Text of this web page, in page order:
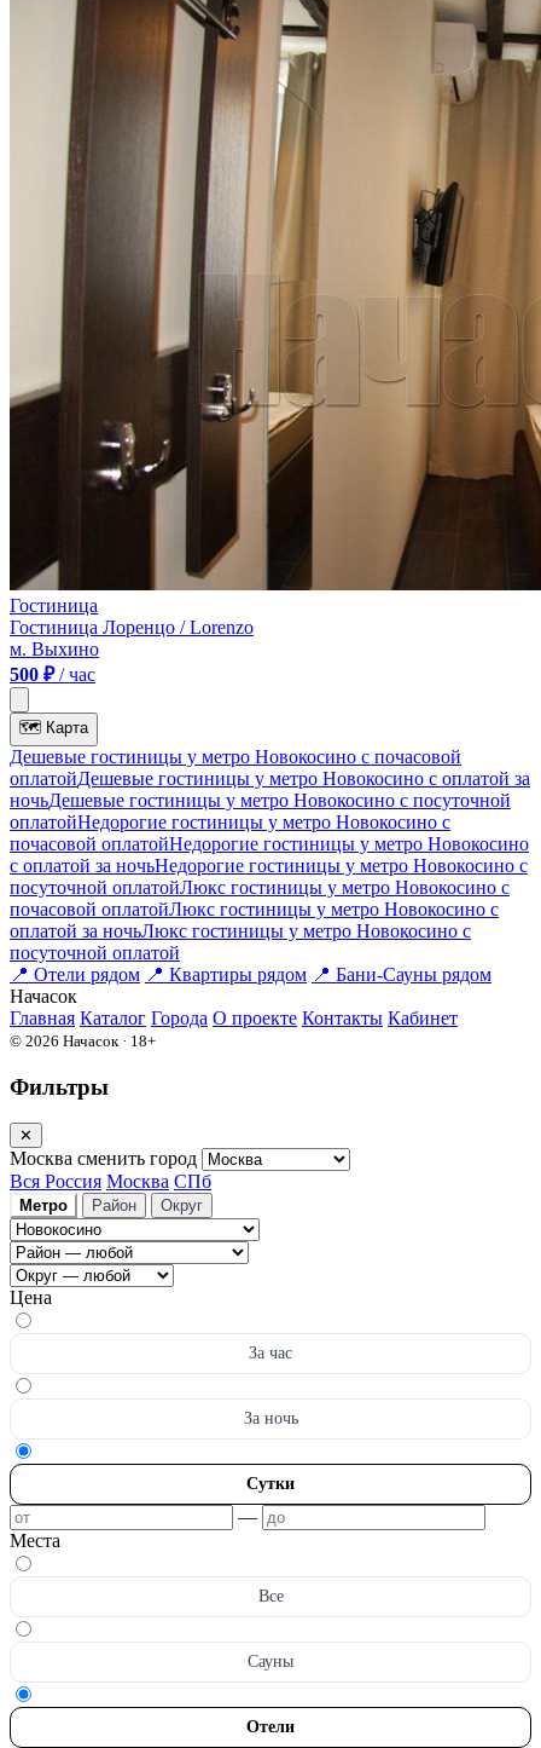
Гостиница
Гостиница Лоренцо / Lorenzo
м. Выхино
500 ₽/ час
🗺 Карта
Дешевые гостиницы у метро Новокосино c почасовой
оплатойДешевые гостиницы у метро Новокосино с оплатой за
ночьДешевые гостиницы у метро Новокосино c посуточной
оплатойНедорогие гостиницы у метро Новокосино c
почасовой оплатойНедорогие гостиницы у метро Новокосино
с оплатой за ночьНедорогие гостиницы у метро Новокосино c
посуточной оплатойЛюкс гостиницы у метро Новокосино c
почасовой оплатойЛюкс гостиницы у метро Новокосино с
оплатой за ночьЛюкс гостиницы у метро Новокосино c
посуточной оплатой
📍 Отели рядом 📍 Квартиры рядом 📍 Бани-Сауны рядом
Начасок
Главная Каталог Города О проекте Контакты Кабинет
© 2026 Начасок · 18+
Фильтры
✕
Москва сменить город
Вся Россия Москва СПб
Метро Район Округ
Цена
За час
За ночь
Сутки
—
Места
Все
Сауны
Отели